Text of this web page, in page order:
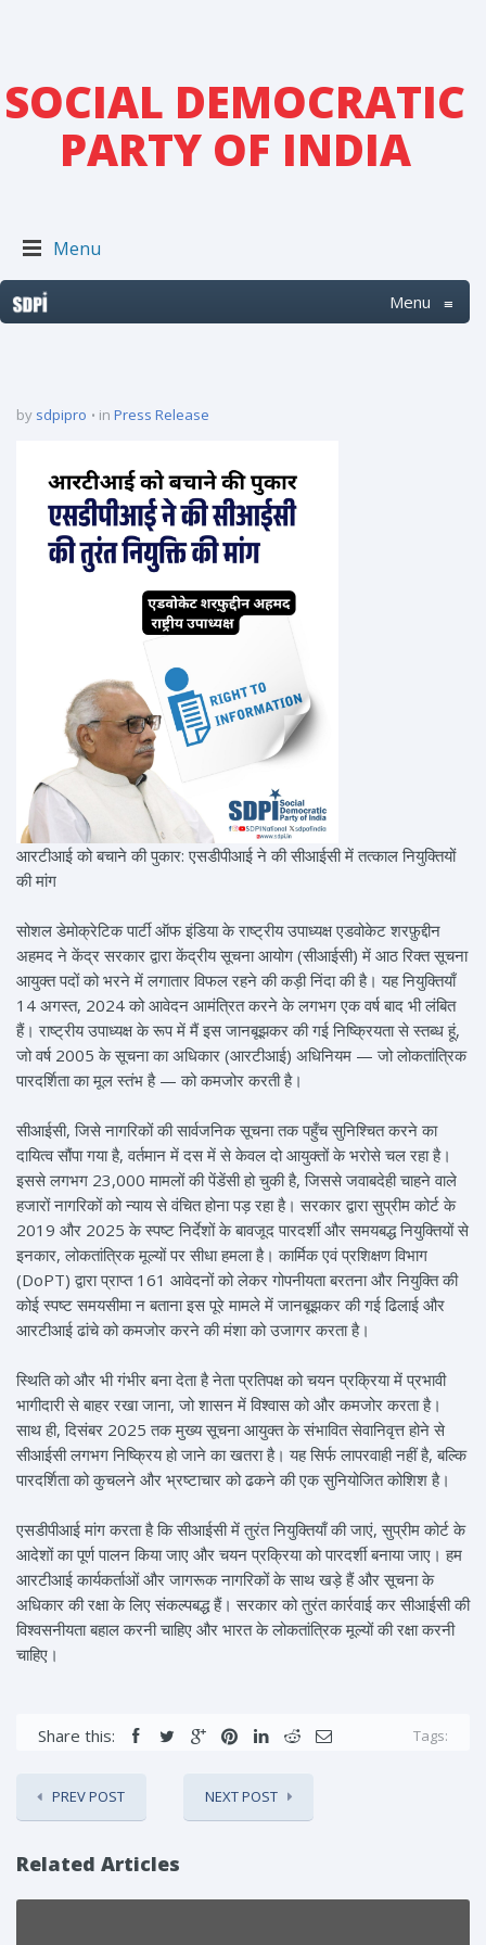
SOCIAL DEMOCRATIC
PARTY OF INDIA
Menu
Menu ≡
by sdpipro in Press Release
आरटीआई को बचाने की पुकार: एसडीपीआई ने की सीआईसी में तत्काल नियुक्तियों
की मांग
सोशल डेमोक्रेटिक पार्टी ऑफ इंडिया के राष्ट्रीय उपाध्यक्ष एडवोकेट शरफ़ुद्दीन
अहमद ने केंद्र सरकार द्वारा केंद्रीय सूचना आयोग (सीआईसी) में आठ रिक्त सूचना
आयुक्त पदों को भरने में लगातार विफल रहने की कड़ी निंदा की है। यह नियुक्तियाँ
14 अगस्त, 2024 को आवेदन आमंत्रित करने के लगभग एक वर्ष बाद भी लंबित
हैं। राष्ट्रीय उपाध्यक्ष के रूप में मैं इस जानबूझकर की गई निष्क्रियता से स्तब्ध हूं,
जो वर्ष 2005 के सूचना का अधिकार (आरटीआई) अधिनियम — जो लोकतांत्रिक
पारदर्शिता का मूल स्तंभ है — को कमजोर करती है।
सीआईसी, जिसे नागरिकों की सार्वजनिक सूचना तक पहुँच सुनिश्चित करने का
दायित्व सौंपा गया है, वर्तमान में दस में से केवल दो आयुक्तों के भरोसे चल रहा है।
इससे लगभग 23,000 मामलों की पेंडेंसी हो चुकी है, जिससे जवाबदेही चाहने वाले
हजारों नागरिकों को न्याय से वंचित होना पड़ रहा है। सरकार द्वारा सुप्रीम कोर्ट के
2019 और 2025 के स्पष्ट निर्देशों के बावजूद पारदर्शी और समयबद्ध नियुक्तियों से
इनकार, लोकतांत्रिक मूल्यों पर सीधा हमला है। कार्मिक एवं प्रशिक्षण विभाग
(DoPT) द्वारा प्राप्त 161 आवेदनों को लेकर गोपनीयता बरतना और नियुक्ति की
कोई स्पष्ट समयसीमा न बताना इस पूरे मामले में जानबूझकर की गई ढिलाई और
आरटीआई ढांचे को कमजोर करने की मंशा को उजागर करता है।
स्थिति को और भी गंभीर बना देता है नेता प्रतिपक्ष को चयन प्रक्रिया में प्रभावी
भागीदारी से बाहर रखा जाना, जो शासन में विश्वास को और कमजोर करता है।
साथ ही, दिसंबर 2025 तक मुख्य सूचना आयुक्त के संभावित सेवानिवृत्त होने से
सीआईसी लगभग निष्क्रिय हो जाने का खतरा है। यह सिर्फ लापरवाही नहीं है, बल्कि
पारदर्शिता को कुचलने और भ्रष्टाचार को ढकने की एक सुनियोजित कोशिश है।
एसडीपीआई मांग करता है कि सीआईसी में तुरंत नियुक्तियाँ की जाएं, सुप्रीम कोर्ट के
आदेशों का पूर्ण पालन किया जाए और चयन प्रक्रिया को पारदर्शी बनाया जाए। हम
आरटीआई कार्यकर्ताओं और जागरूक नागरिकों के साथ खड़े हैं और सूचना के
अधिकार की रक्षा के लिए संकल्पबद्ध हैं। सरकार को तुरंत कार्रवाई कर सीआईसी की
विश्वसनीयता बहाल करनी चाहिए और भारत के लोकतांत्रिक मूल्यों की रक्षा करनी
चाहिए।
Share this: Tags:
PREV POST NEXT POST
Related Articles